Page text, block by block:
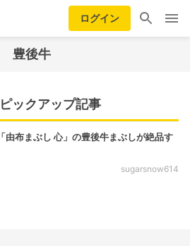
ログイン
豊後牛
ックアップ記事
由布まぶし 心」の豊後牛まぶしが絶品す
sugarsnow614